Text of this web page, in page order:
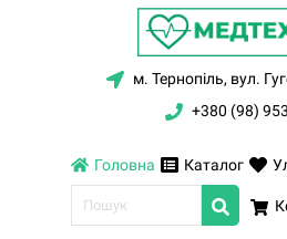
м. Тернопіль, вул.
+380 (98)
Головна Каталог